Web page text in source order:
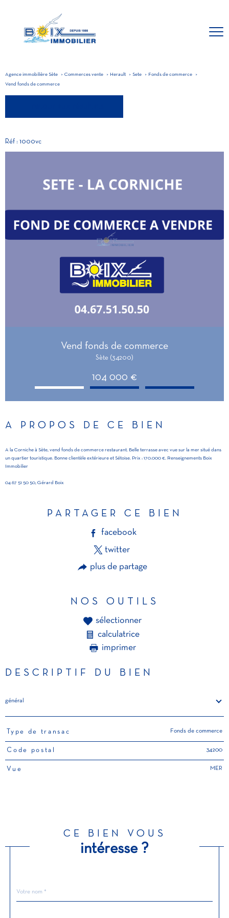
Agence immobilière Sète Commerces vente Herault Sete Fonds de commerce
Vend fonds de commerce
Réf : 1000vc
Vend fonds de commerce
Sète (34200)
104 000 €
A PROPOS DE CE BIEN
A la Corniche à Sète, vend fonds de commerce restaurant. Belle terrasse avec vue sur la mer situé dans
un quartier touristique. Bonne clientèle extérieure et Sétoise. Prix : 170.000 €. Renseignements Boix
Immobilier
04 67 51 50 50, Gérard Boix
PARTAGER CE BIEN
facebook
twitter
plus de partage
NOS OUTILS
sélectionner
calculatrice
imprimer
DESCRIPTIF DU BIEN
général
TRAD_PAMPERO_Caracteristique
Type de transac Fonds de commerce
Code postal 34200
Vue MER
CE BIEN VOUS
intéresse ?
*